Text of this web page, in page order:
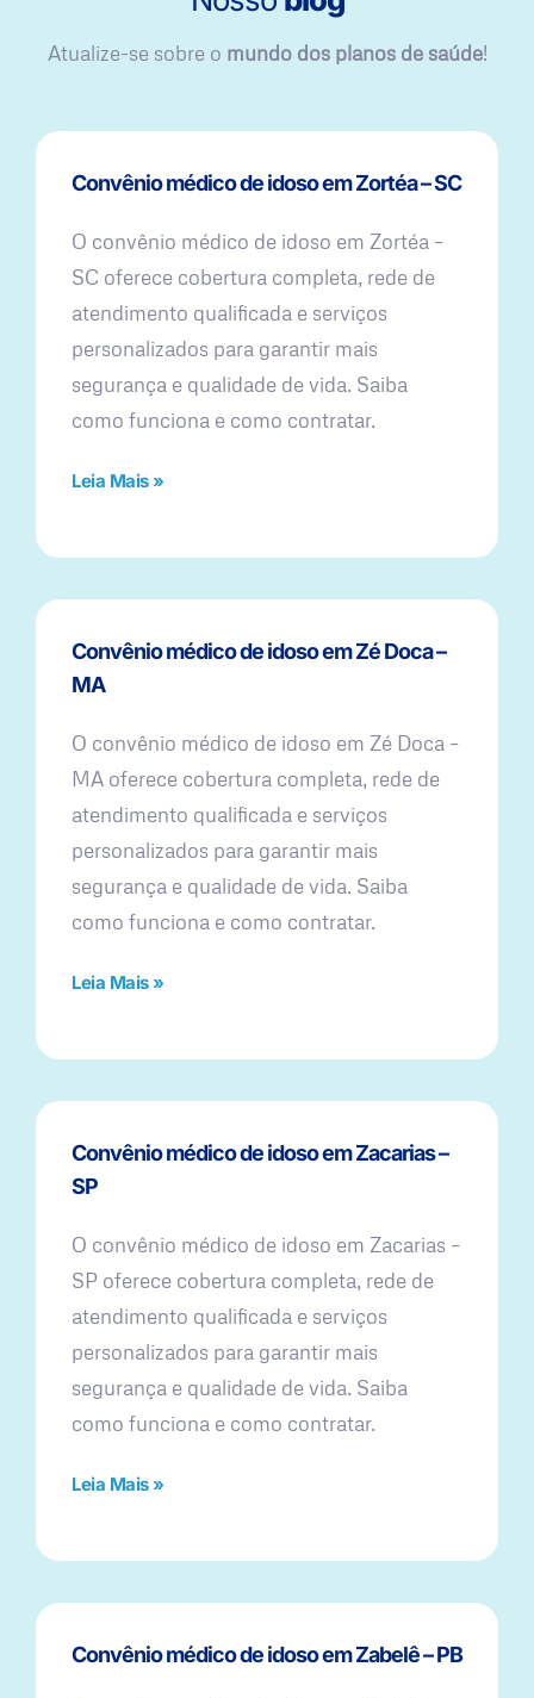
Atualize-se sobre o mundo dos planos de saúde!
Convênio médico de idoso em Zortéa – SC
O convênio médico de idoso em Zortéa –
SC oferece cobertura completa, rede de
atendimento qualificada e serviços
personalizados para garantir mais
segurança e qualidade de vida. Saiba
como funciona e como contratar.
Leia Mais »
Convênio médico de idoso em Zé Doca –
MA
O convênio médico de idoso em Zé Doca –
MA oferece cobertura completa, rede de
atendimento qualificada e serviços
personalizados para garantir mais
segurança e qualidade de vida. Saiba
como funciona e como contratar.
Leia Mais »
Convênio médico de idoso em Zacarias –
SP
O convênio médico de idoso em Zacarias –
SP oferece cobertura completa, rede de
atendimento qualificada e serviços
personalizados para garantir mais
segurança e qualidade de vida. Saiba
como funciona e como contratar.
Leia Mais »
Convênio médico de idoso em Zabelê – PB